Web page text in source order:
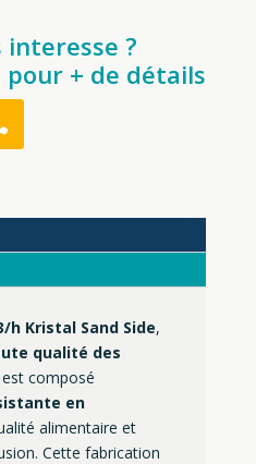
?
+ de détails
h Kristal Sand Side,
qualité des
est composé
en
alimentaire et
Cette fabrication